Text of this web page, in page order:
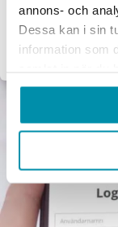
annons- och
Dessa kan i sin
information som